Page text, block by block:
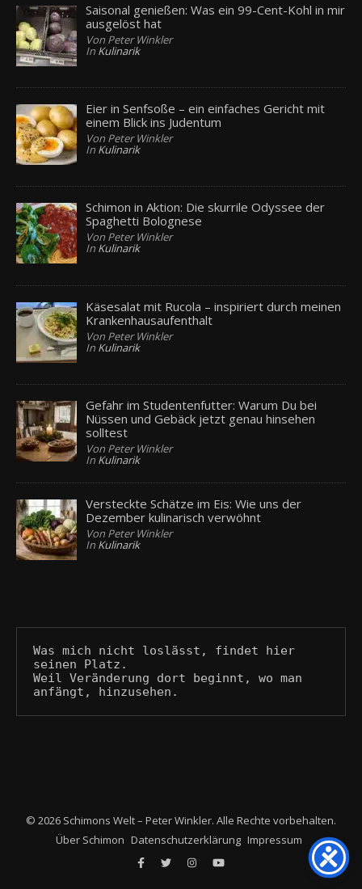
Saisonal genießen: Was ein 99-Cent-Kohl in mir
ausgelöst hat
Von Peter Winkler
In Kulinarik
Eier in Senfsoße – ein einfaches Gericht mit
einem Blick ins Judentum
Von Peter Winkler
In Kulinarik
Schimon in Aktion: Die skurrile Odyssee der
Spaghetti Bolognese
Von Peter Winkler
In Kulinarik
Käsesalat mit Rucola – inspiriert durch meinen
Krankenhausaufenthalt
Von Peter Winkler
In Kulinarik
Gefahr im Studentenfutter: Warum Du bei
Nüssen und Gebäck jetzt genau hinsehen
solltest
Von Peter Winkler
In Kulinarik
Versteckte Schätze im Eis: Wie uns der
Dezember kulinarisch verwöhnt
Von Peter Winkler
In Kulinarik
Was mich nicht loslässt, findet hier
seinen Platz.
Weil Veränderung dort beginnt, wo man
anfängt, hinzusehen.
© 2026 Schimons Welt – Peter Winkler. Alle Rechte vorbehalten.
Über Schimon Datenschutzerklärung Impressum